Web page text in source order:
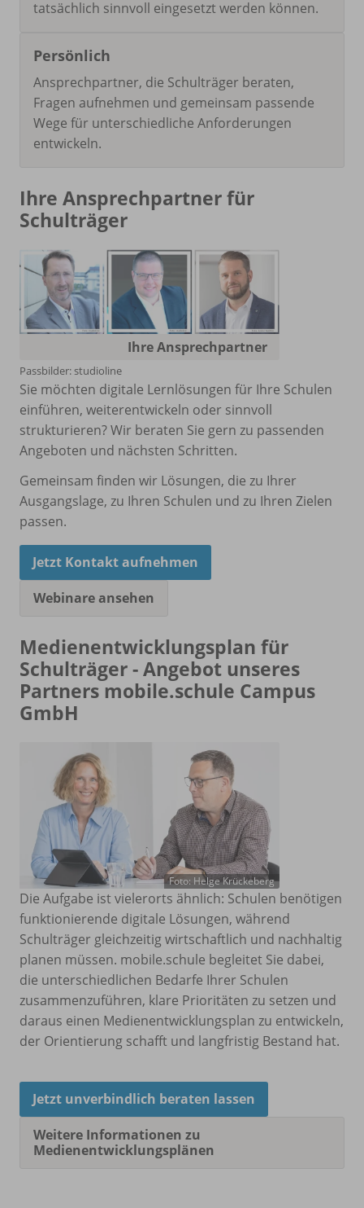
tatsächlich sinnvoll eingesetzt werden können.
Persönlich
Ansprechpartner, die Schulträger beraten,
Fragen aufnehmen und gemeinsam passende
Wege für unterschiedliche Anforderungen
entwickeln.
Ihre Ansprechpartner für
Schulträger
Ihre Ansprechpartner
Passbilder: studioline
Sie möchten digitale Lernlösungen für Ihre Schulen
einführen, weiterentwickeln oder sinnvoll
strukturieren? Wir beraten Sie gern zu passenden
Angeboten und nächsten Schritten.
Gemeinsam finden wir Lösungen, die zu Ihrer
Ausgangslage, zu Ihren Schulen und zu Ihren Zielen
passen.
Jetzt Kontakt aufnehmen
Webinare ansehen
Medienentwicklungsplan für
Schulträger - Angebot unseres
Partners mobile.schule Campus
GmbH
Foto: Helge Krückeberg
Die Aufgabe ist vielerorts ähnlich: Schulen benötigen
funktionierende digitale Lösungen, während
Schulträger gleichzeitig wirtschaftlich und nachhaltig
planen müssen. mobile.schule begleitet Sie dabei,
die unterschiedlichen Bedarfe Ihrer Schulen
zusammenzuführen, klare Prioritäten zu setzen und
daraus einen Medienentwicklungsplan zu entwickeln,
der Orientierung schafft und langfristig Bestand hat.
Jetzt unverbindlich beraten lassen
Weitere Informationen zu
Medienentwicklungsplänen